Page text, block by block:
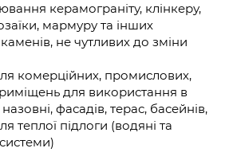
керамограніту, клінкеру,
мармуру та інших
не чутливих до зміни
комерційних, промислових,
для використання в
фасадів, терас, басейнів,
теплої підлоги (водяні та